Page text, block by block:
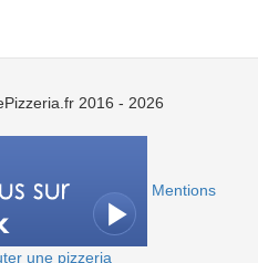
2016 - 2026
Mentions
une pizzeria